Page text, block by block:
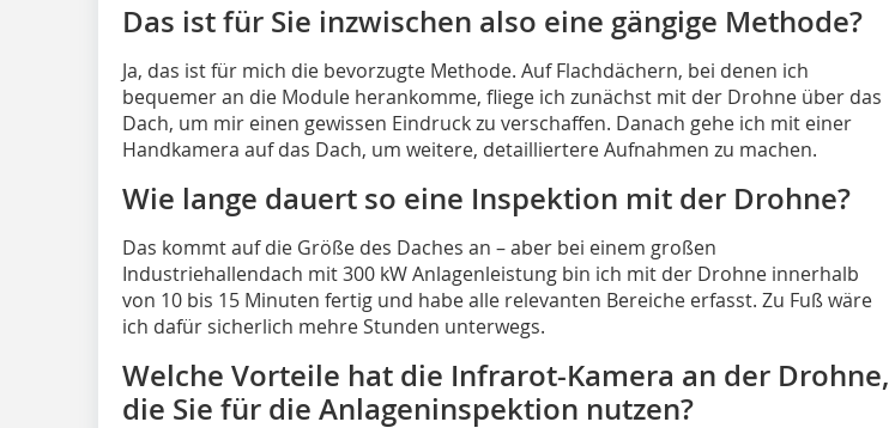
Das ist für Sie inzwischen also eine gängige Methode?
Ja, das ist für mich die bevorzugte Methode. Auf Flachdächern, bei denen ich
bequemer an die Module herankomme, fliege ich zunächst mit der Drohne über das
Dach, um mir einen gewissen Eindruck zu verschaffen. Danach gehe ich mit einer
Handkamera auf das Dach, um weitere, detailliertere Aufnahmen zu machen.
Wie lange dauert so eine Inspektion mit der Drohne?
Das kommt auf die Größe des Daches an – aber bei einem großen
Industriehallendach mit 300 kW Anlagenleistung bin ich mit der Drohne innerhalb
von 10 bis 15 Minuten fertig und habe alle relevanten Bereiche erfasst. Zu Fuß wäre
ich dafür sicherlich mehre Stunden unterwegs.
Welche Vorteile hat die Infrarot-Kamera an der Drohne,
die Sie für die Anlageninspektion nutzen?